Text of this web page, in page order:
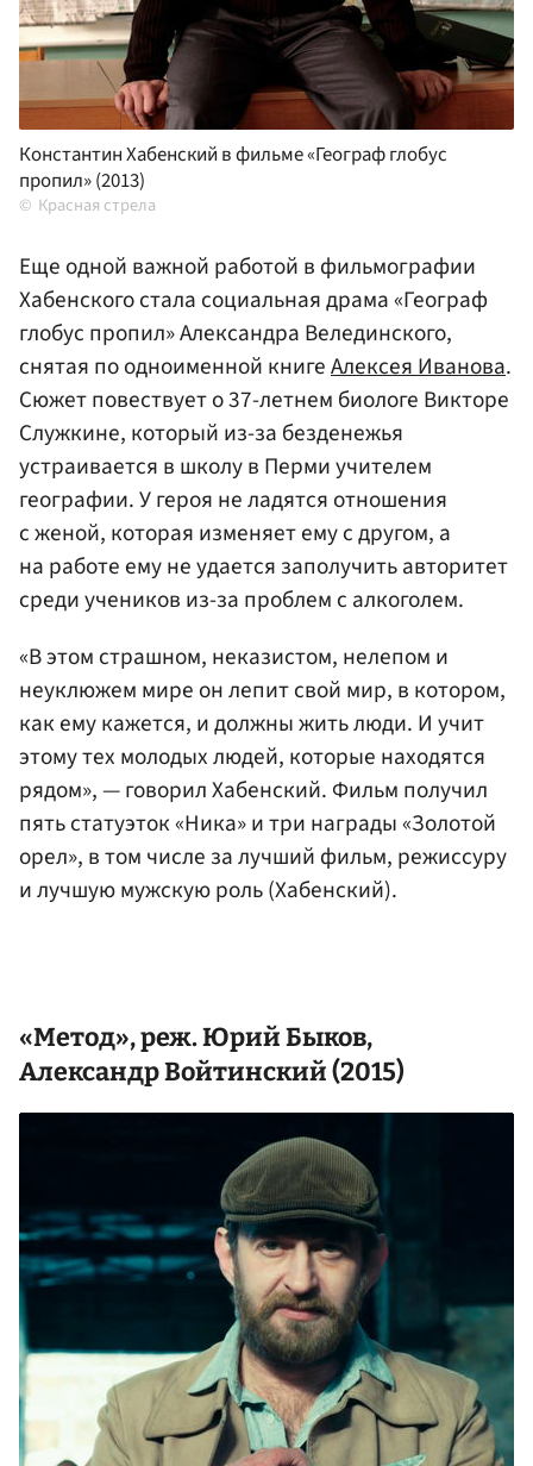
Константин Хабенский в фильме «Географ глобус
пропил» (2013)
Красная стрела
Еще одной важной работой в фильмографии
Хабенского стала социальная драма «Географ
глобус пропил» Александра Велединского,
снятая по одноименной книгеАлексея Иванова.
Сюжет повествует о 37-летнем биологе Викторе
Служкине, который из-за безденежья
устраивается в школу в Перми учителем
географии. У героя не ладятся отношения
с женой, которая изменяет ему с другом, а
на работе ему не удается заполучить авторитет
среди учеников из-за проблем с алкоголем.
«В этом страшном, неказистом, нелепом и
неуклюжем мире он лепит свой мир, в котором,
как ему кажется, и должны жить люди. И учит
этому тех молодых людей, которые находятся
рядом», — говорил Хабенский. Фильм получил
пять статуэток «Ника» и три награды «Золотой
орел», в том числе за лучший фильм, режиссуру
и лучшую мужскую роль (Хабенский).
«Метод», реж.Юрий Быков,
Александр Войтинский(2015)